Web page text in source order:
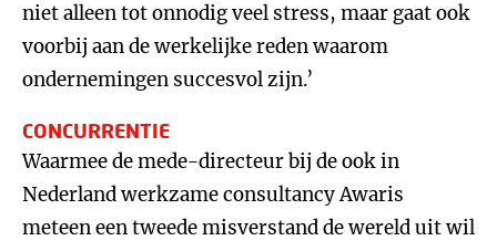
niet alleen tot onnodig veel stress, maar gaat ook
voorbij aan de werkelijke reden waarom
ondernemingen succesvol zijn.’
CONCURRENTIE
Waarmee de mede-directeur bij de ook in
Nederland werkzame consultancy Awaris
meteen een tweede misverstand de wereld uit wil